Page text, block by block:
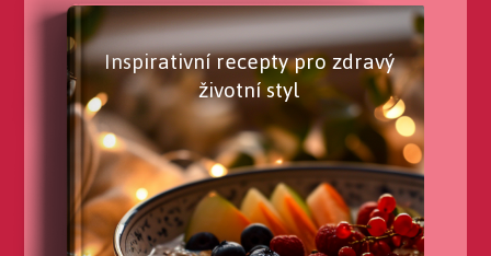
Inspirativní recepty pro zdravý
životní styl